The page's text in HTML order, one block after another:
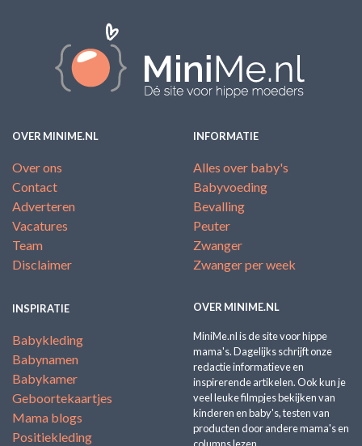
OVER MINIME.NL
Over ons
Contact
Adverteren
Vacatures
Team
Disclaimer
INFORMATIE
Alles over baby's
Babyvoeding
Bevalling
Peuter
Zwanger
Zwanger per week
INSPIRATIE
Babykleding
Babynamen
Babykamer
Geboortekaartjes
Mama blogs
Positiekleding
OVER MINIME.NL
MiniMe.nl is de site voor hippe
mama's. Dagelijks schrijft onze
redactie informatieve en
inspirerende artikelen. Ook kun je
veel leuke filmpjes bekijken van
kinderen en baby's, testen van
producten door andere mama's en
columns lezen.